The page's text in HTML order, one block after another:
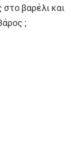
στο βαρέλι και
;